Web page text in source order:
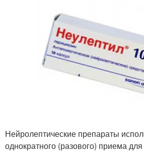
Нейролептические препараты
однократного (разового) приема